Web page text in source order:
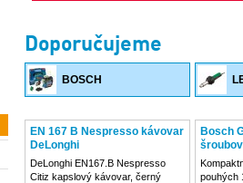
Doporučujeme
BOSCH
EN 167 B Nespresso kávovar
DeLonghi
DeLonghi EN167.B Nespresso
Citiz kapslový kávovar, černý
Bosch
pouhých